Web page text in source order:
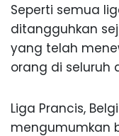
Seperti semua
ditangguhkan
yang telah
orang di seluruh
Liga Prancis,
mengumumkan